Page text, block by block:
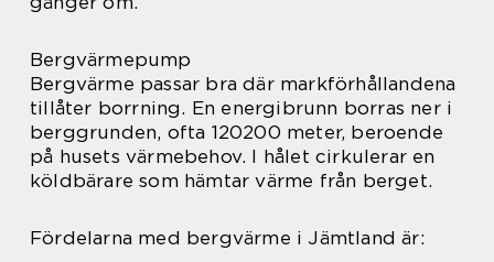
Bergvärmepump
Bergvärme passar bra där markförhållandena
tillåter borrning. En energibrunn borras ner i
berggrunden, ofta 120200 meter, beroende
på husets värmebehov. I hålet cirkulerar en
köldbärare som hämtar värme från berget.
Fördelarna med bergvärme i Jämtland är: